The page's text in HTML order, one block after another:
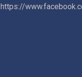
https://